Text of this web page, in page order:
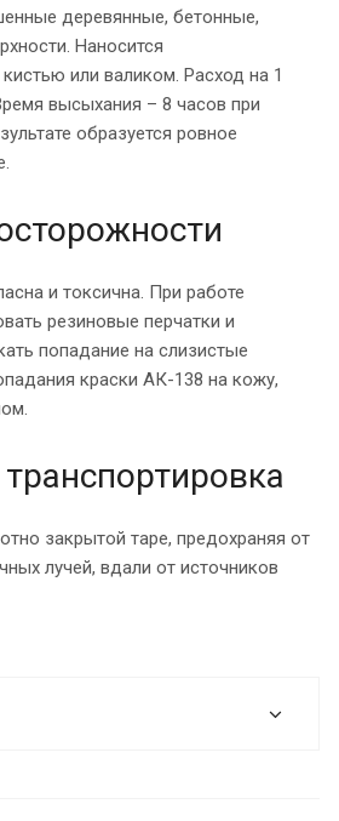
деревянные, бетонные,
Наносится
или валиком. Расход на 1
высыхания – 8 часов при
образуется ровное
и токсична. При работе
резиновые перчатки и
попадание на слизистые
краски АК-138 на кожу,
закрытой таре, предохраняя от
лучей, вдали от источников